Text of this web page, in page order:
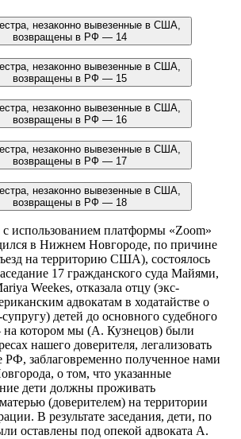
с использованием платформы «Zoom»
в Нижнем Новгороде, по причине
на территорию США), состоялось
17 гражданского суда Майями,
Weekes, отказала отцу (экс-
адвокатам в ходатайстве о
детей до основного судебного
на котором мы (А. Кузнецов) были
нашего доверителя, легализовать
РФ, заблаговременно полученное нами
о том, что указанные
дети должны проживать
(доверителем) на территории
В результате заседания, дети, по
оставлены под опекой адвоката А.